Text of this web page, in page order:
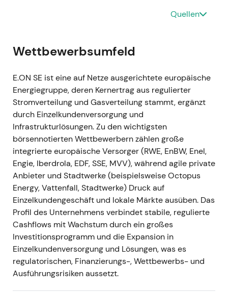
2023 — Operatives Übertreffen der Erwartungen
-Ereignis:E.ON übertraf die operativen
Erwartungen für 2023 und signalisierte öffentlich
eine deutliche Ausweitung des Investitionsrahmens
– erstmals wurde ein erhöhtes mehrjähriges
Investitionsvolumen von rund 42 Mrd. € bis 2028
kommuniziert[4] . -Einordnung:Die Kombination
aus Ergebnisübertreffen und höherem Capex
zementierte das Marktbild von E.ON als
Wachstumsunternehmen über RAB-Expansion –
kein reiner Renditetitel mehr; Anleger honorierten
die klarere Verbindung zwischen Investitionen und
Ergebniswachstum[4]. - Charttechnik:Erholung
und Ausbruch aus dem vorangegangenen
Kursbereich, da verbesserte Sichtbarkeit bei Capex
und Ergebniswachstum das Ausführungsrisiko
reduzierte.
---
Quellen
Wettbewerbsumfeld
E.ON SE ist eine auf Netze ausgerichtete europäische
Energiegruppe, deren Kernertrag aus regulierter
Stromverteilung und Gasverteilung stammt, ergänzt
durch Einzelkundenversorgung und
Infrastrukturlösungen. Zu den wichtigsten
börsennotierten Wettbewerbern zählen große
integrierte europäische Versorger (RWE, EnBW, Enel,
Engie, Iberdrola, EDF, SSE, MVV), während agile private
Anbieter und Stadtwerke (beispielsweise Octopus
Energy, Vattenfall, Stadtwerke) Druck auf
Einzelkundengeschäft und lokale Märkte ausüben. Das
Profil des Unternehmens verbindet stabile, regulierte
Cashflows mit Wachstum durch ein großes
Investitionsprogramm und die Expansion in
Einzelkundenversorgung und Lösungen, was es
regulatorischen, Finanzierungs-, Wettbewerbs- und
Ausführungsrisiken aussetzt.